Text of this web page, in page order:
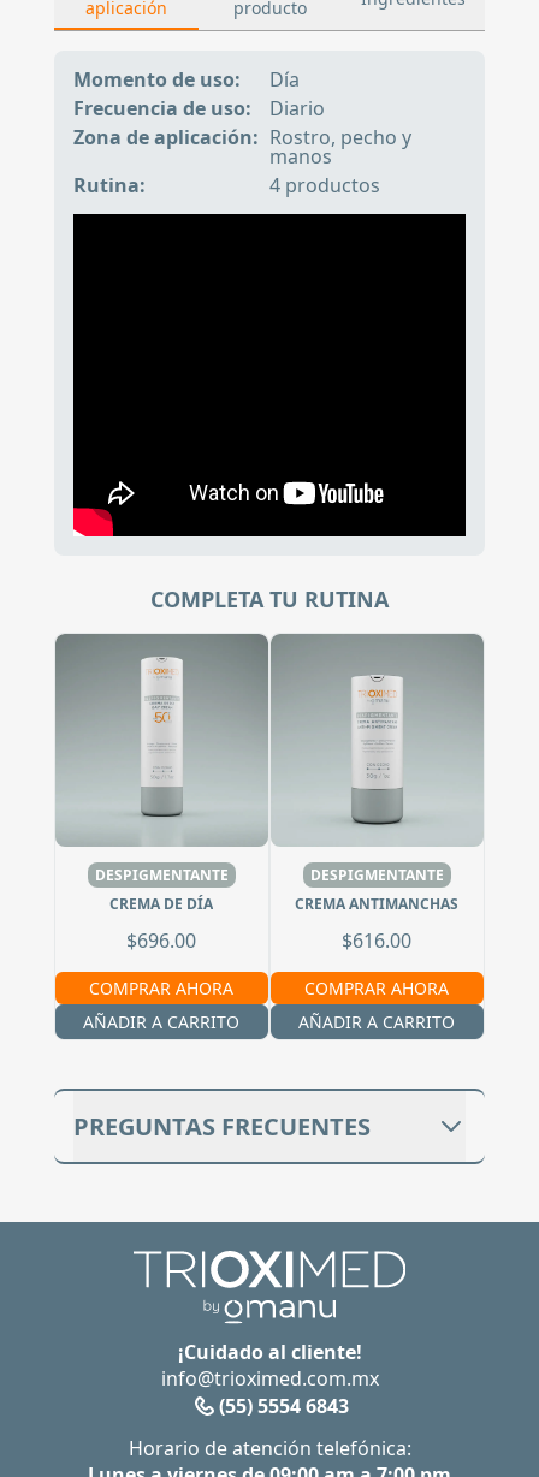
aplicación
producto
Momento de uso:
Día
Frecuencia de uso:
Diario
Zona de aplicación: Rostro, pecho y
manos
Rutina:
4 productos
COMPLETA TU RUTINA
DESPIGMENTANTE
CREMA DE DÍA
$696.00
COMPRAR AHORA
AÑADIR A CARRITO
DESPIGMENTANTE
CREMA ANTIMANCHAS
$616.00
COMPRAR AHORA
AÑADIR A CARRITO
PREGUNTAS FRECUENTES
Sí, esta crema está formulada para
controlar la presencia del acné, disminuir
la producción de sebo, dar un efecto mate,
y a la vez protegerte de la radiación
UVB/UVA y luz azul.
¿PUEDO USAR MAQUILLAJE SOBRE
Si, aplica tu maquillaje como normalmente
¡Cuidado al cliente!
info@trioximed.com.mx
(55) 5554 6843
Horario de atención telefónica: